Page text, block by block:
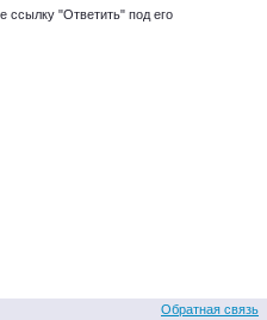
ссылку "Ответить" под его
Обратная связь